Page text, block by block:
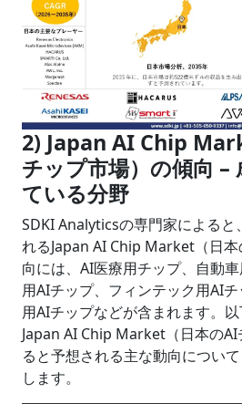
2) Japan AI Chip
チップ市場）の傾向 –
ている分野
SDKI Analyticsの専門家によると
れるJapan AI Chip Market（日
向には、AI医療用チップ、自動
用AIチップ、フィンテック用AI
用AIチップなどが含まれます。
Japan AI Chip Market（日本の
ると予想される主な動向につい
します。